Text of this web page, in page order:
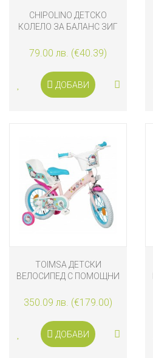
CHIPOLINO ДЕТСКО
КОЛЕЛО ЗА БАЛАНС ЗИГ
79.00 лв. (€40.39)
ДОБАВИ
TOIMSA ДЕТСКИ
ВЕЛОСИПЕД С ПОМОЩНИ
ИНЧА
350.09 лв. (€179.00)
ДОБАВИ